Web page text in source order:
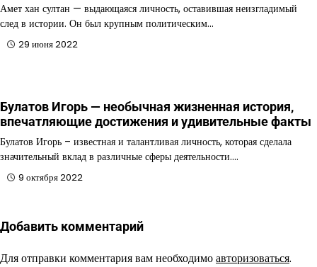
Амет хан султан — выдающаяся личность, оставившая неизгладимый
след в истории. Он был крупным политическим…
29 июня 2022
Булатов Игорь — необычная жизненная история,
впечатляющие достижения и удивительные факты
Булатов Игорь – известная и талантливая личность, которая сделала
значительный вклад в различные сферы деятельности.…
9 октября 2022
Добавить комментарий
Для отправки комментария вам необходимоавторизоваться.